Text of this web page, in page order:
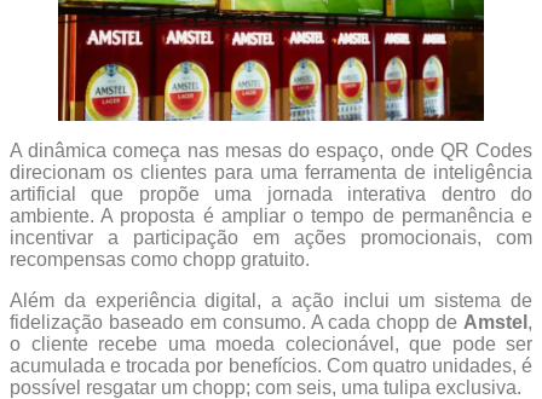
A dinâmica começa nas mesas do espaço, onde QR Codes
direcionam os clientes para uma ferramenta de inteligência
artificial que propõe uma jornada interativa dentro do
ambiente. A proposta é ampliar o tempo de permanência e
incentivar a participação em ações promocionais, com
recompensas como chopp gratuito.
Além da experiência digital, a ação inclui um sistema de
fidelização baseado em consumo. A cada chopp de Amstel ,
o cliente recebe uma moeda colecionável, que pode ser
acumulada e trocada por benefícios. Com quatro unidades, é
possível resgatar um chopp; com seis, uma tulipa exclusiva.